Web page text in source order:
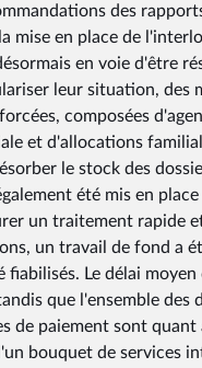
des
mise en place de
en voie d'être
leur situation, des
composées
et d'allocations
le stock des
été mis en
un traitement rapide
un travail de fond a
Le délai
que l'ensemble
de paiement sont
bouquet de services